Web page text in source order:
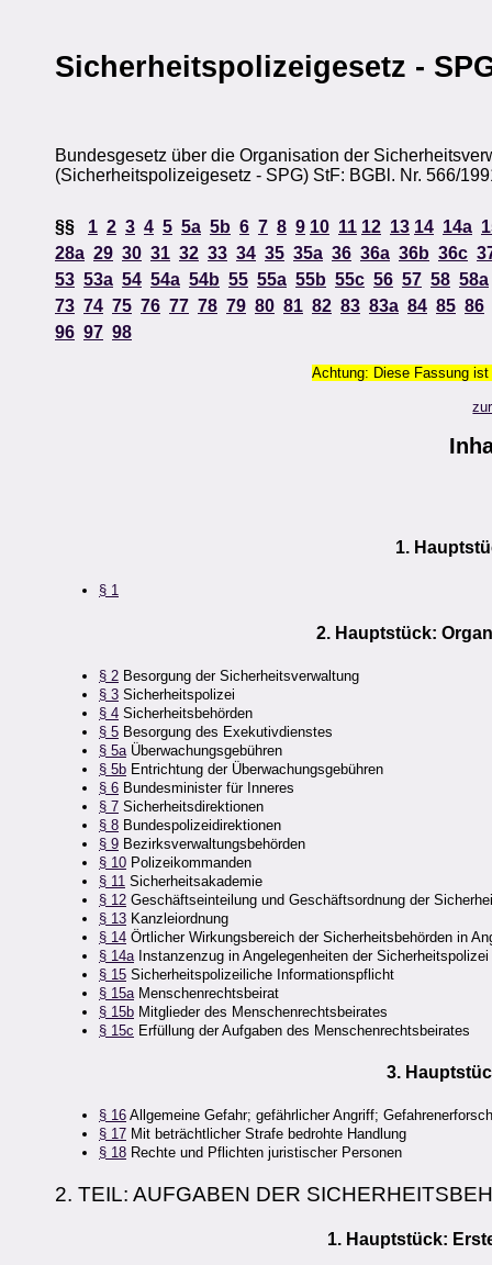
Sicherheitspolizeigesetz -
Bundesgesetz über die Organisation der
(Sicherheitspolizeigesetz - SPG) StF: BGBl. Nr. 566/
§§ 1 2 3 4 5 5a 5b 6 7 8 9 10 11 12 13 14 14a
28a 29 30 31 32 33 34 35 35a 36 36a 36b 36c
53 53a 54 54a 54b 55 55a 55b 55c 56 57 58 58a
73 74 75 76 77 78 79 80 81 82 83 83a 84 85 86
96 97 98
Achtung: Diese Fassung
1.
§ 1
2. Hauptstück:
§ 2 Besorgung der Sicherheitsverwaltung
§ 3 Sicherheitspolizei
§ 4 Sicherheitsbehörden
§ 5 Besorgung des Exekutivdienstes
§ 5a Überwachungsgebühren
§ 5b Entrichtung der Überwachungsgebühren
§ 6 Bundesminister für Inneres
§ 7 Sicherheitsdirektionen
§ 8 Bundespolizeidirektionen
§ 9 Bezirksverwaltungsbehörden
§ 10 Polizeikommanden
§ 11 Sicherheitsakademie
§ 12 Geschäftseinteilung und Geschäftsordnung der
§ 13 Kanzleiordnung
§ 14 Örtlicher Wirkungsbereich der Sicherheitsbehörden in
§ 14a Instanzenzug in Angelegenheiten der Sicherheitspolizei
§ 15 Sicherheitspolizeiliche Informationspflicht
§ 15a Menschenrechtsbeirat
§ 15b Mitglieder des Menschenrechtsbeirates
§ 15c Erfüllung der Aufgaben des Menschenrechtsbeirates
3.
§ 16 Allgemeine Gefahr; gefährlicher Angriff;
§ 17 Mit beträchtlicher Strafe bedrohte Handlung
§ 18 Rechte und Pflichten juristischer Personen
2. TEIL: AUFGABEN DER
1. Hauptstück: